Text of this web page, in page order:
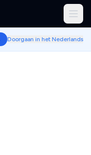
Doorgaan in het Nederlands